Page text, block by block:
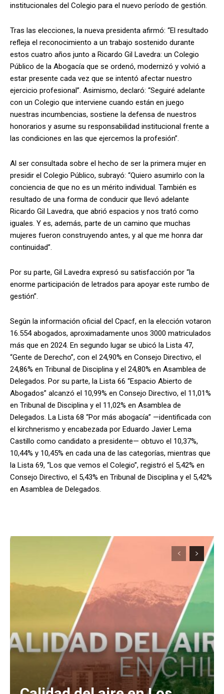
institucionales del Colegio para el nuevo período de gestión.
Tras las elecciones, la nueva presidenta afirmó: “El resultado
refleja el reconocimiento a un trabajo sostenido durante
estos cuatro años junto a Ricardo Gil Lavedra: un Colegio
Público de la Abogacía que se ordenó, modernizó y volvió a
estar presente cada vez que se intentó afectar nuestro
ejercicio profesional”. Asimismo, declaró: “Seguiré adelante
con un Colegio que interviene cuando están en juego
nuestras incumbencias, sostiene la defensa de nuestros
honorarios y asume su responsabilidad institucional frente a
las condiciones en las que ejercemos la profesión”.
Al ser consultada sobre el hecho de ser la primera mujer en
presidir el Colegio Público, subrayó: “Quiero asumirlo con la
conciencia de que no es un mérito individual. También es
resultado de una forma de conducir que llevó adelante
Ricardo Gil Lavedra, que abrió espacios y nos trató como
iguales. Y es, además, parte de un camino que muchas
mujeres fueron construyendo antes, y al que me honra dar
continuidad”.
Por su parte, Gil Lavedra expresó su satisfacción por “la
enorme participación de letrados para apoyar este rumbo de
gestión”.
Según la información oficial del Cpacf, en la elección votaron
16.554 abogados, aproximadamente unos 3000 matriculados
más que en 2024. En segundo lugar se ubicó la Lista 47,
“Gente de Derecho”, con el 24,90% en Consejo Directivo, el
24,86% en Tribunal de Disciplina y el 24,80% en Asamblea de
Delegados. Por su parte, la Lista 66 “Espacio Abierto de
Abogados” alcanzó el 10,99% en Consejo Directivo, el 11,01%
en Tribunal de Disciplina y el 11,02% en Asamblea de
Delegados. La Lista 68 “Por más abogacía” —identificada con
el kirchnerismo y encabezada por Eduardo Javier Lema
Castillo como candidato a presidente— obtuvo el 10,37%,
10,44% y 10,45% en cada una de las categorías, mientras que
la Lista 69, “Los que vemos el Colegio”, registró el 5,42% en
Consejo Directivo, el 5,43% en Tribunal de Disciplina y el 5,42%
en Asamblea de Delegados.